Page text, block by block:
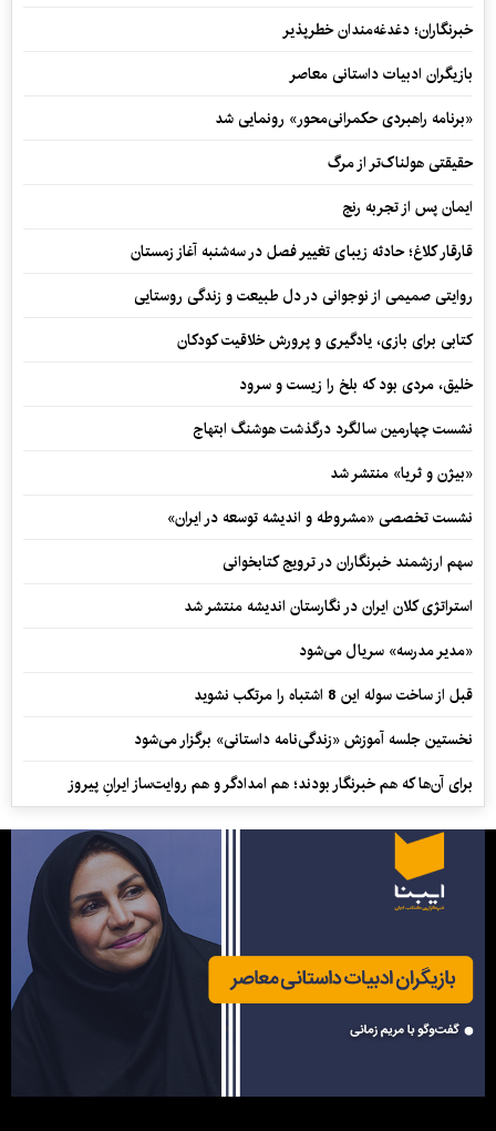
خبرنگاران؛ دغدغه‌مندان خطرپذیر
بازیگران ادبیات داستانی معاصر
«برنامه راهبردی حکمرانی‌محور» رونمایی شد
حقیقتی هولناک‌تر از مرگ
ایمان پس از تجربه رنج
قارقار کلاغ؛ حادثه زیبای تغییر فصل در سه‌شنبه آغاز زمستان
روایتی صمیمی از نوجوانی در دل طبیعت و زندگی روستایی
کتابی برای بازی، یادگیری و پرورش خلاقیت کودکان
خلیق، مردی بود که بلخ را زیست و سرود
نشست چهارمین سالگرد درگذشت هوشنگ ابتهاج
«بیژن و ثریا» منتشر شد
نشست تخصصی «مشروطه و اندیشه توسعه در ایران»
سهم ارزشمند خبرنگاران در ترویج کتابخوانی
استراتژی کلان ایران در نگارستان اندیشه منتشر شد
«مدیر مدرسه» سریال می‌شود
قبل از ساخت سوله این 8 اشتباه را مرتکب نشوید
نخستین جلسه آموزش «زندگی‌نامه‌ داستانی» برگزار می‌شود
برای آن‌ها که هم خبرنگار بودند؛ هم امدادگر و هم‌ روایت‌ساز ایرانِ پیروز